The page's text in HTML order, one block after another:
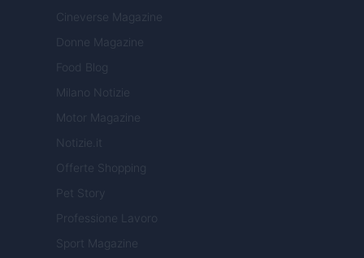
Cineverse Magazine
Donne Magazine
Food Blog
Milano Notizie
Motor Magazine
Notizie.it
Offerte Shopping
Pet Story
Professione Lavoro
Sport Magazine